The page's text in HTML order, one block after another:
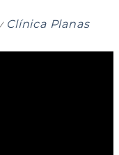
Clínica Planas